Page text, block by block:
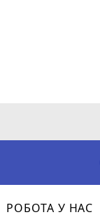
РОБОТА У НАС